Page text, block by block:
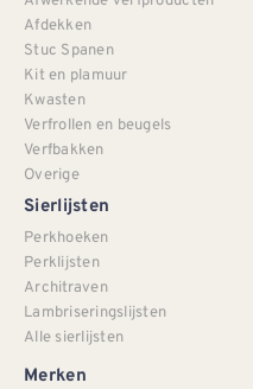
Afdekken
Stuc Spanen
Kit en plamuur
Kwasten
Verfrollen en beugels
Verfbakken
Overige
Sierlijsten
Perkhoeken
Perklijsten
Architraven
Lambriseringslijsten
Alle sierlijsten
Merken